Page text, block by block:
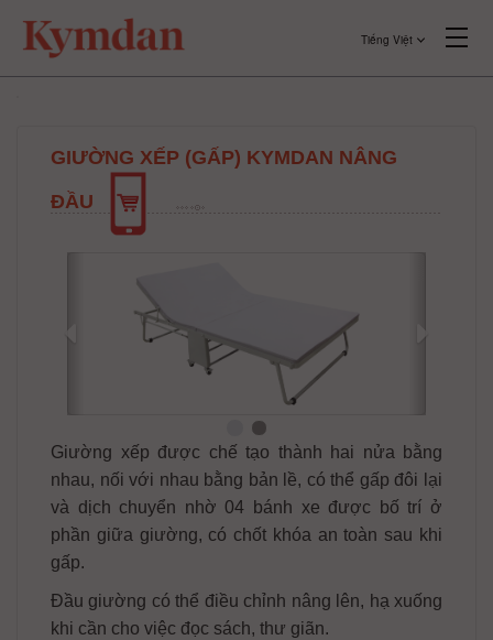
Tiếng Việt
GIƯỜNG XẾP (GẤP) KYMDAN NÂNG
ĐẦU
Giường xếp được chế tạo thành hai nửa bằng
nhau, nối với nhau bằng bản lề, có thể gấp đôi lại
và dịch chuyển nhờ 04 bánh xe được bố trí ở
phần giữa giường, có chốt khóa an toàn sau khi
gấp.
Đầu giường có thể điều chỉnh nâng lên, hạ xuống
khi cần cho việc đọc sách, thư giãn.